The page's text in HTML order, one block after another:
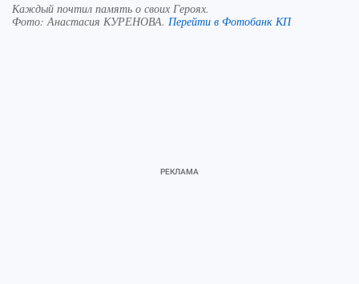
Каждый почтил память о своих Героях.
Фото:Анастасия КУРЕНОВА. Перейти в Фотобанк КП